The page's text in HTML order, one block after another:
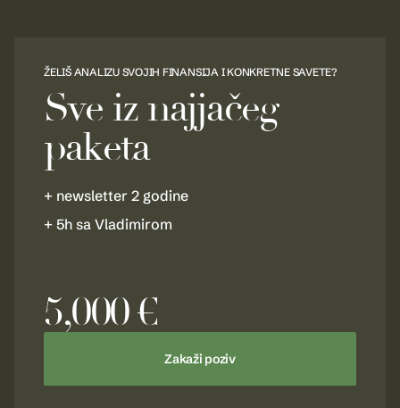
ŽELIŠ ANALIZU SVOJIH FINANSIJA I KONKRETNE SAVETE?
Sve iz najjačeg
paketa
+ newsletter 2 godine
+ 5h sa Vladimirom
5,000 €
Zakaži poziv